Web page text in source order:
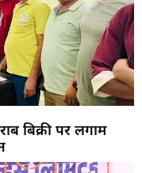
बिक्री पर लगाम